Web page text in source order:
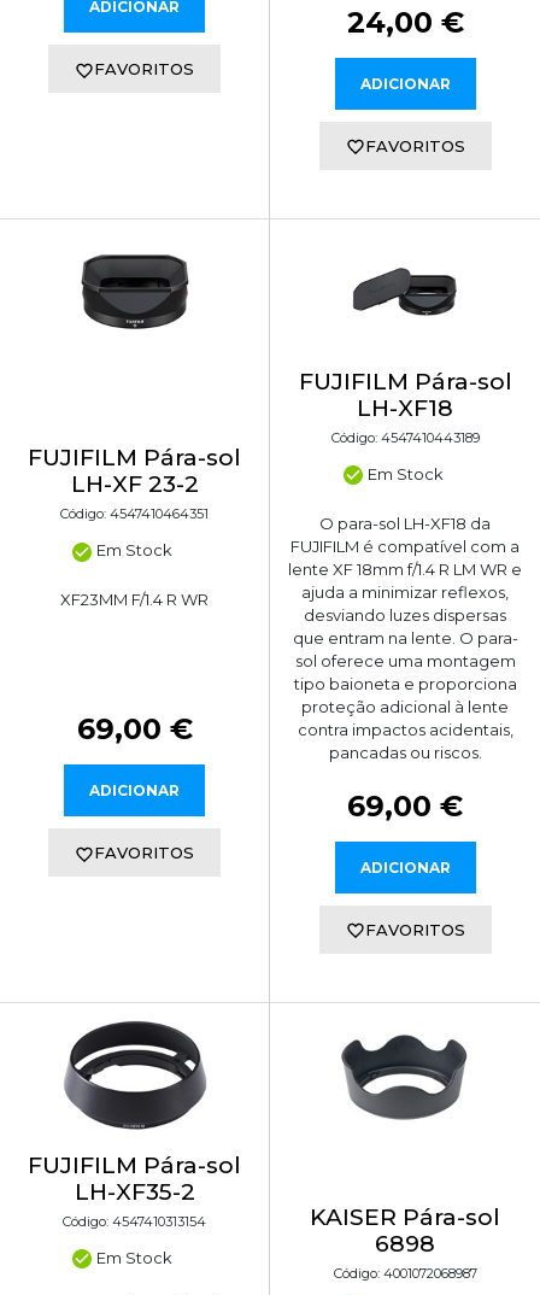
ADICIONAR
FAVORITOS
24,00 €
ADICIONAR
FAVORITOS
FUJIFILM Pára-sol
LH-XF 23-2
Código: 4547410464351
Em Stock
XF23MM F/1.4 R WR
69,00 €
ADICIONAR
FAVORITOS
FUJIFILM Pára-sol
LH-XF18
Código: 4547410443189
Em Stock
O para-sol LH-XF18 da
FUJIFILM é compatível com a
lente XF 18mm f/1.4 R LM WR e
ajuda a minimizar reflexos,
desviando luzes dispersas
que entram na lente. O para-
sol oferece uma montagem
tipo baioneta e proporciona
proteção adicional à lente
contra impactos acidentais,
pancadas ou riscos.
69,00 €
ADICIONAR
FAVORITOS
FUJIFILM Pára-sol
LH-XF35-2
Código: 4547410313154
Em Stock
KAISER Pára-sol
6898
Código: 4001072068987